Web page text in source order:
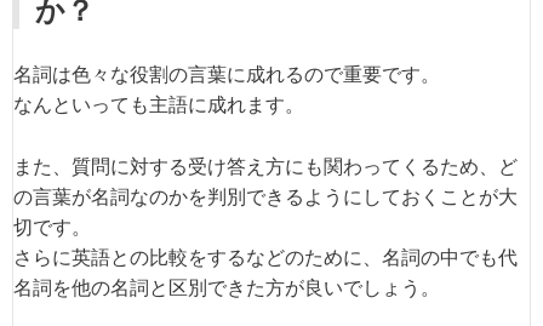
か？
名詞は色々な役割の言葉に成れるので重要です。
なんといっても主語に成れます。
また、質問に対する受け答え方にも関わってくるため、ど
の言葉が名詞なのかを判別できるようにしておくことが大
切です。
さらに英語との比較をするなどのために、名詞の中でも代
名詞を他の名詞と区別できた方が良いでしょう。